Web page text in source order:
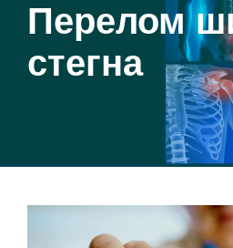
Перелом
стегна